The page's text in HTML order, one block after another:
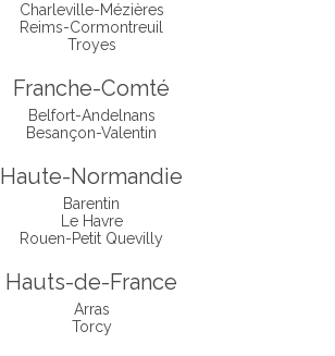
Charleville-Mézières
Reims-Cormontreuil
Troyes
Franche-Comté
Belfort-Andelnans
Besançon-Valentin
Haute-Normandie
Barentin
Le Havre
Rouen-Petit Quevilly
Hauts-de-France
Arras
Torcy